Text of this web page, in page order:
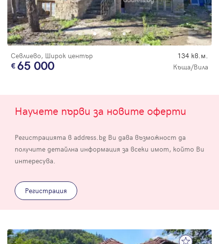
Севлиево, Широк център 134 кв.м.
65 000 Къща/Вила
Научете първи за новите оферти
Регистрацията в address.bg Ви дава възможност да
получите детайлна информация за всеки имот, който Ви
интересува.
Регистрация